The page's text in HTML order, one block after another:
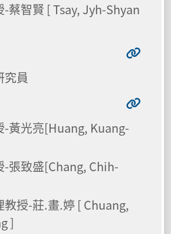
-蔡智賢 [ Tsay, Jyh-Shyan
究員
-黃光亮[Huang, Kuang-
-張致盛[Chang, Chih-
教授-莊.畫.婷 [ Chuang,
]